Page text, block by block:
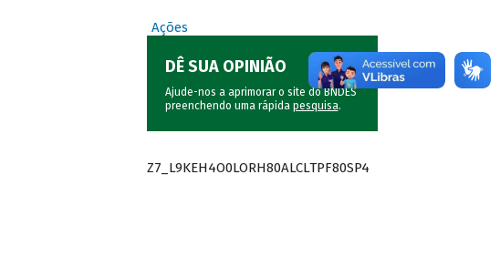
Ações
DÊ SUA OPINIÃO
Ajude-nos a aprimorar o site do BNDES
preenchendo uma rápida pesquisa.
Z7_L9KEH4O0LORH80ALCLTPF80SP4